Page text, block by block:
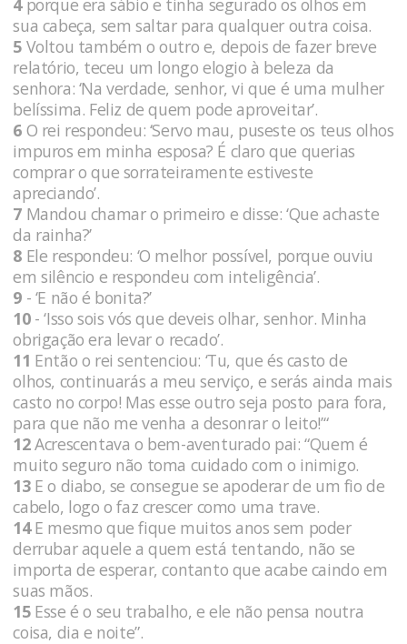
sua cabeça, sem saltar para qualquer outra coisa.
5 Voltou também o outro e, depois de fazer breve
relatório, teceu um longo elogio à beleza da
senhora: ‘Na verdade, senhor, vi que é uma mulher
belíssima. Feliz de quem pode aproveitar’.
6 O rei respondeu: ‘Servo mau, puseste os teus olhos
impuros em minha esposa? É claro que querias
comprar o que sorrateiramente estiveste
apreciando’.
7 Mandou chamar o primeiro e disse: ‘Que achaste
da rainha?’
8 Ele respondeu: ‘O melhor possível, porque ouviu
em silêncio e respondeu com inteligência’.
9 - ‘E não é bonita?’
10- ‘Isso sois vós que deveis olhar, senhor. Minha
obrigação era levar o recado’.
11 Então o rei sentenciou: ‘Tu, que és casto de
olhos, continuarás a meu serviço, e serás ainda mais
casto no corpo! Mas esse outro seja posto para fora,
para que não me venha a desonrar o leito!’“
12Acrescentava o bem-aventurado pai: “Quem é
muito seguro não toma cuidado com o inimigo.
13E o diabo, se consegue se apoderar de um fio de
cabelo, logo o faz crescer como uma trave.
14E mesmo que fique muitos anos sem poder
derrubar aquele a quem está tentando, não se
importa de esperar, contanto que acabe caindo em
suas mãos.
15Esse é o seu trabalho, e ele não pensa noutra
coisa, dia e noite”.